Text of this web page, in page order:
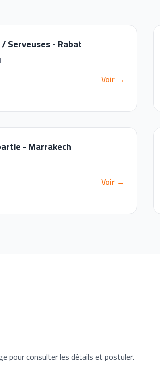
Serveuses - Rabat
Voir →
- Marrakech
Voir →
pour consulter les détails et postuler.